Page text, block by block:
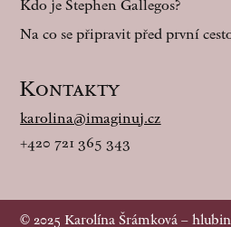
Kdo je Stephen Gallegos?
Na co se připravit před první
Kontakty
karolina@imaginuj.cz
+420 721 365 343
© 2025 Karolína Šrámková –